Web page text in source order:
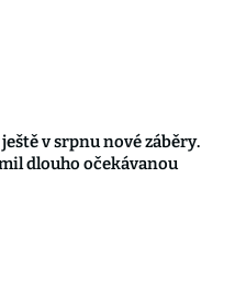
v srpnu nové záběry.
dlouho očekávanou